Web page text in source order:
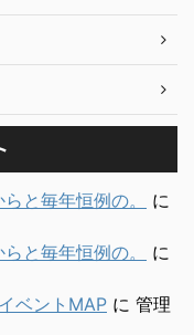
と毎年恒例の。
に
と毎年恒例の。
に
ベントMAP に 管理